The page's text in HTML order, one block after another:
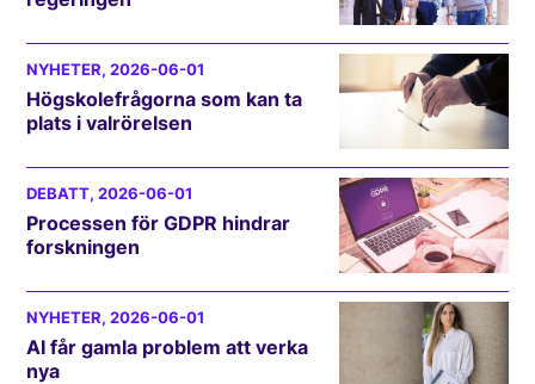
NYHETER, 2026-06-01
Högskolefrågorna som kan ta
plats i valrörelsen
DEBATT, 2026-06-01
Processen för GDPR hindrar
forskningen
NYHETER, 2026-06-01
AI får gamla problem att verka
nya